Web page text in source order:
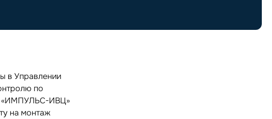
в Управлении
по
«ИМПУЛЬС-ИВЦ»
на монтаж